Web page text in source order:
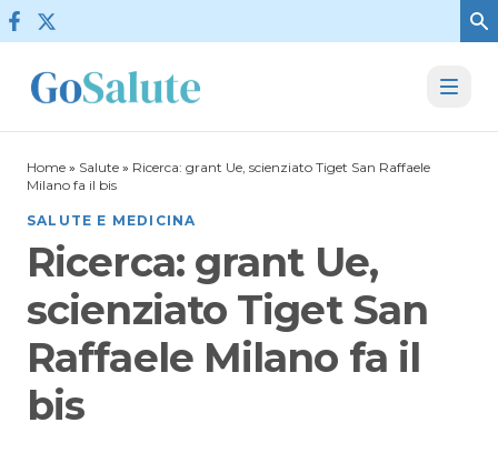
Vai al contenuto
Home » Salute » Ricerca: grant Ue, scienziato Tiget San Raffaele
Milano fa il bis
SALUTE E MEDICINA
Ricerca: grant Ue,
scienziato Tiget San
Raffaele Milano fa il
bis